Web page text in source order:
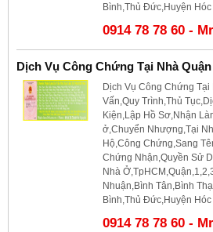
Bình,Thủ Đức,Huyện Hóc
0914 78 78 60 -
Dịch Vụ Công Chứng Tại Nhà
Dịch Vụ Công Chứng
Vấn,Quy Trình,Thủ
Kiện,Lập Hồ Sơ,Nhận
ở,Chuyển Nhượng,Tại
Hộ,Công Chứng,Sang
Chứng Nhận,Quyền Sử
Nhà
Nhuận,Bình Tân,Bình
Bình,Thủ Đức,Huyện Hóc
0914 78 78 60 -